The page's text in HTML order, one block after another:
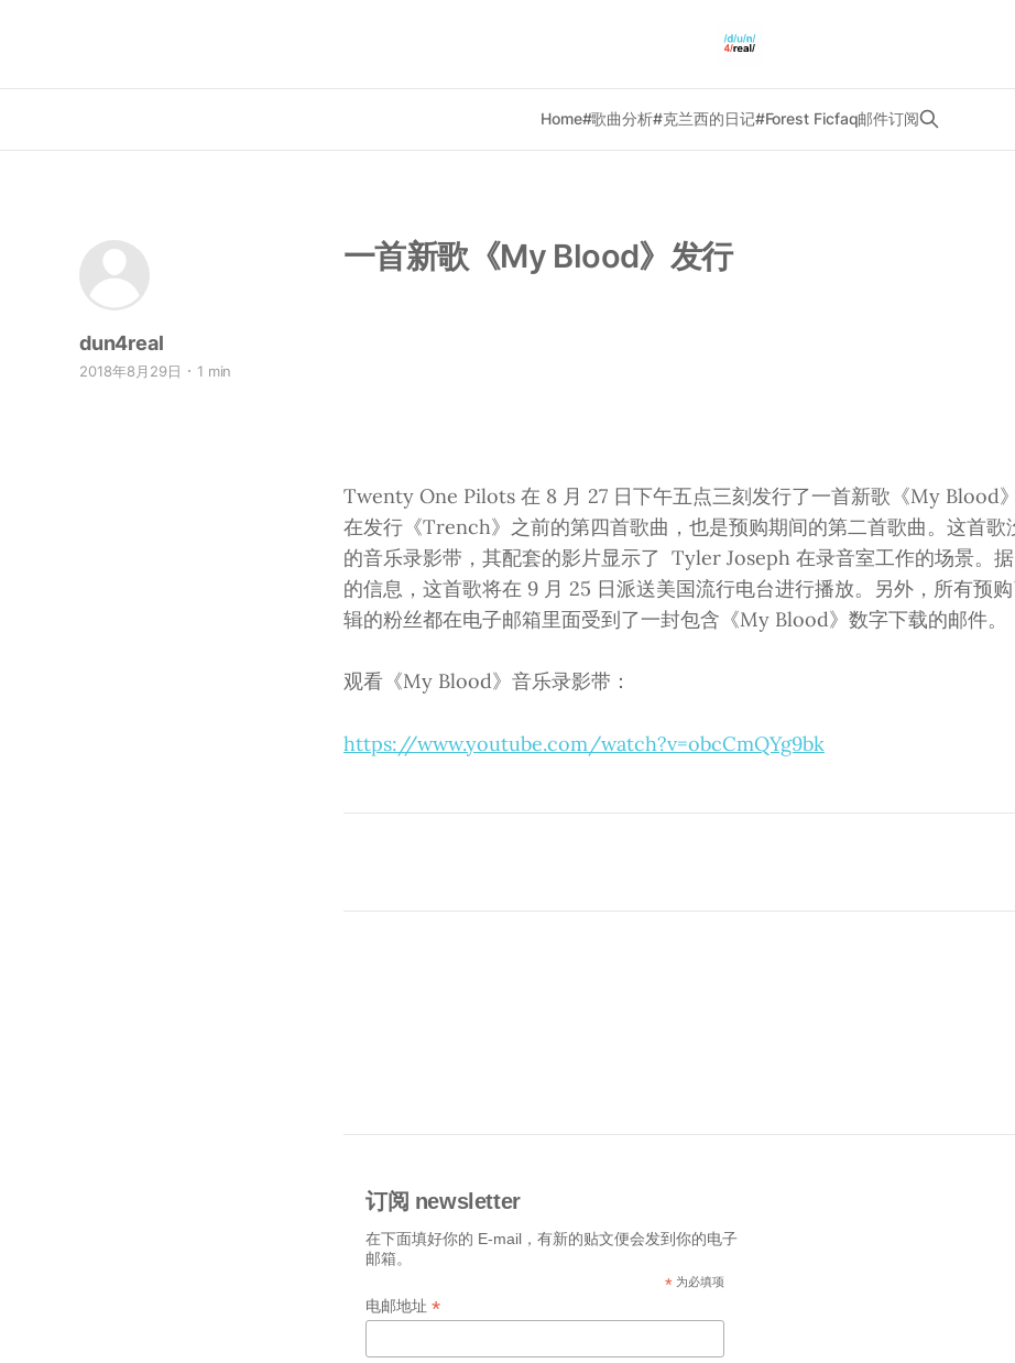
Home#歌曲分析#克兰西的日记#Forest Ficfaq邮件订阅
一首新歌《My Blood》发行
dun4real
2018年8月29日 1 min
Twenty One Pilots 在 8 月 27 日下午五点三刻发行了一首新歌《My Blood
在发行《Trench》之前的第四首歌曲，也是预购期间的第二首歌曲。这首歌
的音乐录影带，其配套的影片显示了 Tyler Joseph 在录音室工作的场景。
的信息，这首歌将在 9 月 25 日派送美国流行电台进行播放。另外，所有预
辑的粉丝都在电子邮箱里面受到了一封包含《My Blood》数字下载的邮件。
观看《My Blood》音乐录影带：
https://www.youtube.com/watch?v=obcCmQYg9bk
订阅 newsletter
在下面填好你的 E-mail，有新的贴文便会发到你的电子
邮箱。
* 为必填项
电邮地址 *